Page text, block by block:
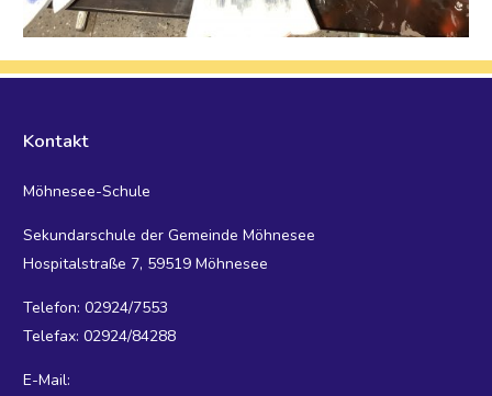
Kontakt
Möhnesee-Schule
Sekundarschule der Gemeinde Möhnesee
Hospitalstraße 7, 59519 Möhnesee
Telefon: 02924/7553
Telefax: 02924/84288
E-Mail: